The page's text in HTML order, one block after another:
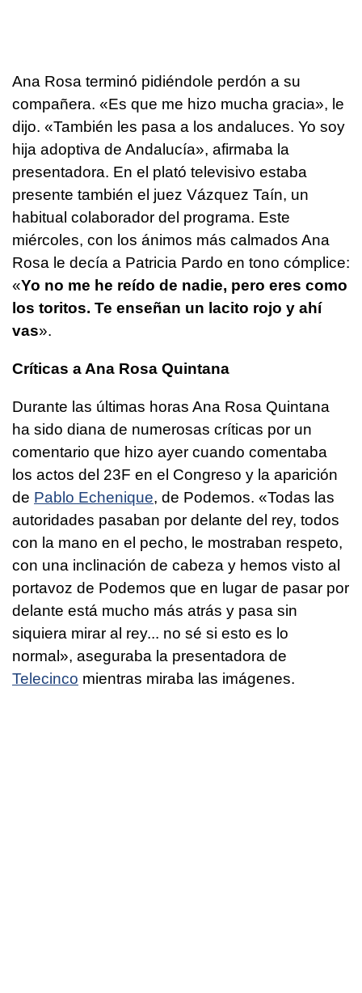
Ana Rosa terminó pidiéndole perdón a su
compañera. «Es que me hizo mucha gracia», le
dijo. «También les pasa a los andaluces. Yo soy
hija adoptiva de Andalucía», afirmaba la
presentadora. En el plató televisivo estaba
presente también el juez Vázquez Taín, un
habitual colaborador del programa. Este
miércoles, con los ánimos más calmados Ana
Rosa le decía a Patricia Pardo en tono cómplice:
«Yo no me he reído de nadie, pero eres como
los toritos. Te enseñan un lacito rojo y ahí
vas».
Críticas a Ana Rosa Quintana
Durante las últimas horas Ana Rosa Quintana
ha sido diana de numerosas críticas por un
comentario que hizo ayer cuando comentaba
los actos del 23F en el Congreso y la aparición
de Pablo Echenique, de Podemos. «Todas las
autoridades pasaban por delante del rey, todos
con la mano en el pecho, le mostraban respeto,
con una inclinación de cabeza y hemos visto al
portavoz de Podemos que en lugar de pasar por
delante está mucho más atrás y pasa sin
siquiera mirar al rey... no sé si esto es lo
normal», aseguraba la presentadora de
Telecinco mientras miraba las imágenes.